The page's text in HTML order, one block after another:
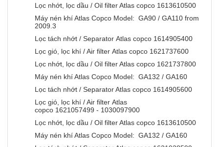
Lọc nhớt, lọc dầu / Oil filter Atlas copco 1613610500
Máy nén khí Atlas Copco Model: GA90 / GA110 from
2009.3
Lọc tách nhớt / Separator Atlas copco 1614905400
Lọc gió, lọc khí / Air filter Atlas copco 1621737600
Lọc nhớt, lọc dầu / Oil filter Atlas copco 1621737800
Máy nén khí Atlas Copco Model: GA132 / GA160
Lọc tách nhớt / Separator Atlas copco 1614905600
Lọc gió, lọc khí / Air filter Atlas
copco 1621057499 - 1030097900
Lọc nhớt, lọc dầu / Oil filter Atlas copco 1613610500
Máy nén khí Atlas Copco Model: GA132 / GA160